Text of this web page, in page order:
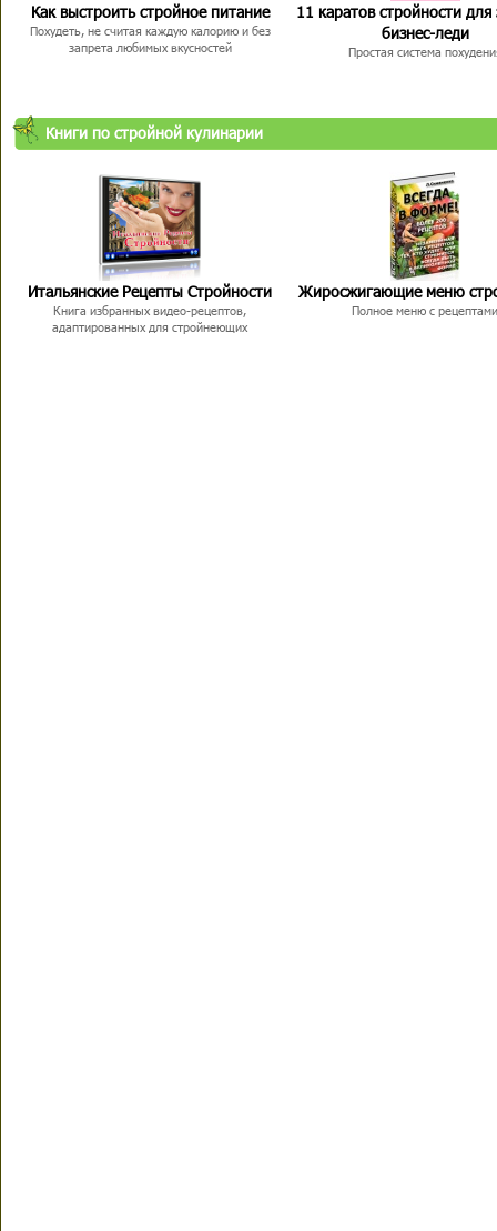
Как выстроить стройное питание
Похудеть, не считая каждую калорию и без
запрета любимых вкусностей
11 каратов стройности для
бизнес-леди
Простая система
Книги по стройной кулинарии
Итальянские Рецепты Стройности
Книга избранных видео-рецептов,
адаптированных для стройнеющих
Жиросжигающие меню
Полное меню с рецептами